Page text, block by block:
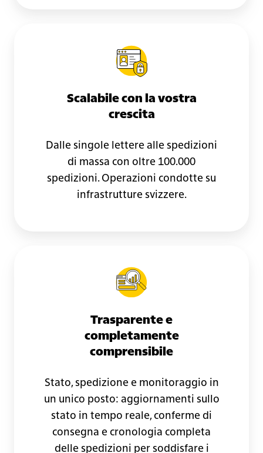
Scalabile con la vostra
crescita
Dalle singole lettere alle spedizioni
di massa con oltre 100.000
spedizioni. Operazioni condotte su
infrastrutture svizzere.
Trasparente e
completamente
comprensibile
Stato, spedizione e monitoraggio in
un unico posto: aggiornamenti sullo
stato in tempo reale, conferme di
consegna e cronologia completa
delle spedizioni per soddisfare i